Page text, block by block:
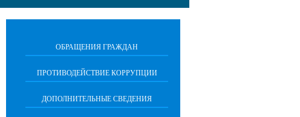
ОБРАЩЕНИЯ ГРАЖДАН
ПРОТИВОДЕЙСТВИЕ КОРРУПЦИИ
ДОПОЛНИТЕЛЬНЫЕ СВЕДЕНИЯ